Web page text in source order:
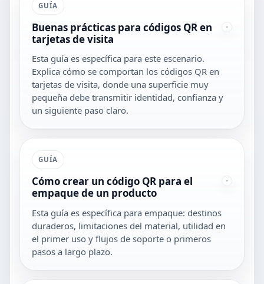
GUÍA
Buenas prácticas para códigos QR en
tarjetas de visita
Esta guía es específica para este escenario.
Explica cómo se comportan los códigos QR en
tarjetas de visita, donde una superficie muy
pequeña debe transmitir identidad, confianza y
un siguiente paso claro.
GUÍA
Cómo crear un código QR para el
empaque de un producto
Esta guía es específica para empaque: destinos
duraderos, limitaciones del material, utilidad en
el primer uso y flujos de soporte o primeros
pasos a largo plazo.